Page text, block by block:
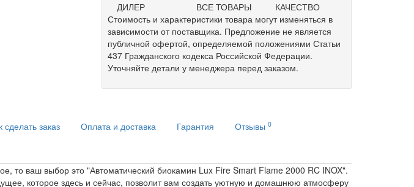
ДИЛЕР
ВСЕ ТОВАРЫ
КАЧЕСТВО
Стоимость и характеристики товара могут изменяться в
зависимости от поставщика. Предложение не является
публичной офертой, определяемой положениями Статьи
437 Гражданского кодекса Российской Федерации.
Уточняйте детали у менеджера перед заказом.
сделать заказ Оплата и доставка Гарантия Отзывы 0
то ваш выбор это "Автоматический биокамин Lux Fire Smart Flame 2000 RC INOX".
которое здесь и сейчас, позволит вам создать уютную и домашнюю атмосферу